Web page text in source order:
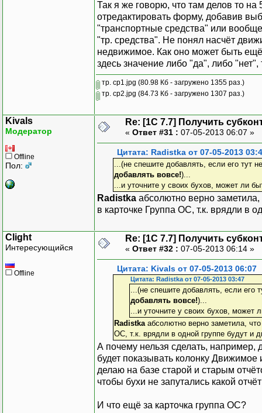
Так я же говорю, что там делов то на
отредактировать форму, добавив
"транспортные средства" или
"тр. средства". Не понял насчёт
недвижимое. Как оно может быть
здесь значение либо "да", либо "нет",
тр. ср1.jpg (80.98 Кб - загружено 1355 раз.)
тр. ср2.jpg (84.73 Кб - загружено 1307 раз.)
Kivals
Модератор
Offline
Пол:
Re: [1C 7.7] Получить
« Ответ #31 : 07-05-2013 06:07 »
Цитата: Radistka от 07-05-2013
...(не спешите добавлять, если его тут
добавлять вовсе!)...
...и уточните у своих бухов, может ли
Radistka абсолютно верно заметила,
в карточке Группа ОС, т.к. врядли в
Clight
Интересующийся
Offline
Re: [1C 7.7] Получить
« Ответ #32 : 07-05-2013 06:14 »
Цитата: Kivals от 07-05-2013 06:07
Цитата: Radistka от 07-05-2013 03:47
...(не спешите добавлять, если его
добавлять вовсе!)...
...и уточните у своих бухов, может
Radistkaабсолютно верно заметила, что
ОС, т.к. врядли в одной группе будут
А почему нельзя сделать, например,
будет показывать колонку
делаю на базе старой и старым
чтобы бухи не запутались какой
И что ещё за карточка группа ОС?